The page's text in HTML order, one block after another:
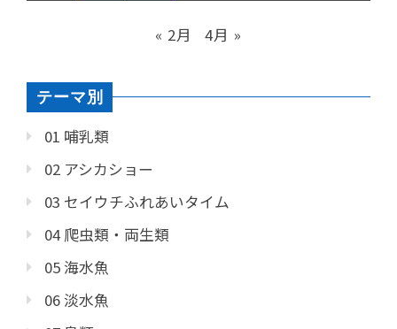
« 2月 4月 »
テーマ別
01 哺乳類
02 アシカショー
03 セイウチふれあいタイム
04 爬虫類・両生類
05 海水魚
06 淡水魚